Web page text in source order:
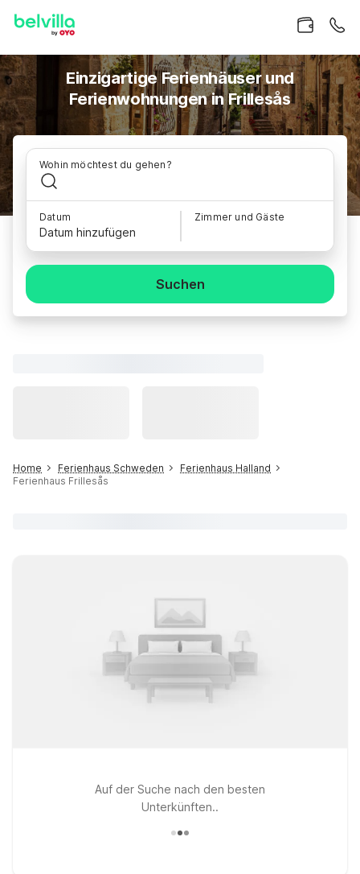
Einzigartige Ferienhäuser und
Ferienwohnungen in Frillesås
Wohin möchtest du gehen?
Datum
Datum hinzufügen
Zimmer und Gäste
Suchen
Home Ferienhaus Schweden
Ferienhaus Halland
Ferienhaus Frillesås
Auf der Suche nach den besten
Unterkünften..